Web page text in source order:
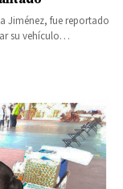
Jiménez, fue reportado
su vehículo…